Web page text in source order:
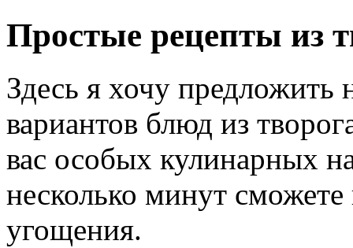
Простые рецепты из
Здесь я хочу предложить
вариантов блюд из
вас особых кулинарных
несколько минут
угощения.